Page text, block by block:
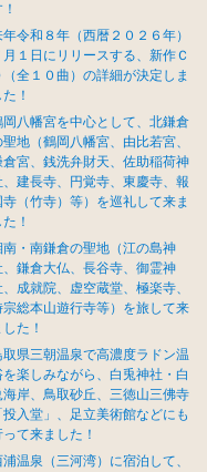
年令和８年（西暦２０２６年）
月１日にリリースする、新作Ｃ
（全１０曲）の詳細が決定しま
た！
岡八幡宮を中心として、北鎌倉
聖地（鶴岡八幡宮、由比若宮、
倉宮、銭洗弁財天、佐助稲荷神
、建長寺、円覚寺、東慶寺、報
寺（竹寺）等）を巡礼して来ま
た！
南・南鎌倉の聖地（江の島神
、鎌倉大仏、長谷寺、御霊神
、成就院、虚空蔵堂、極楽寺、
宗総本山遊行寺等）を旅して来
した！
取県三朝温泉で高濃度ラドン温
を楽しみながら、白兎神社・白
海岸、鳥取砂丘、三徳山三佛寺
投入堂」、足立美術館などにも
って来ました！
浦温泉（三河湾）に宿泊して、